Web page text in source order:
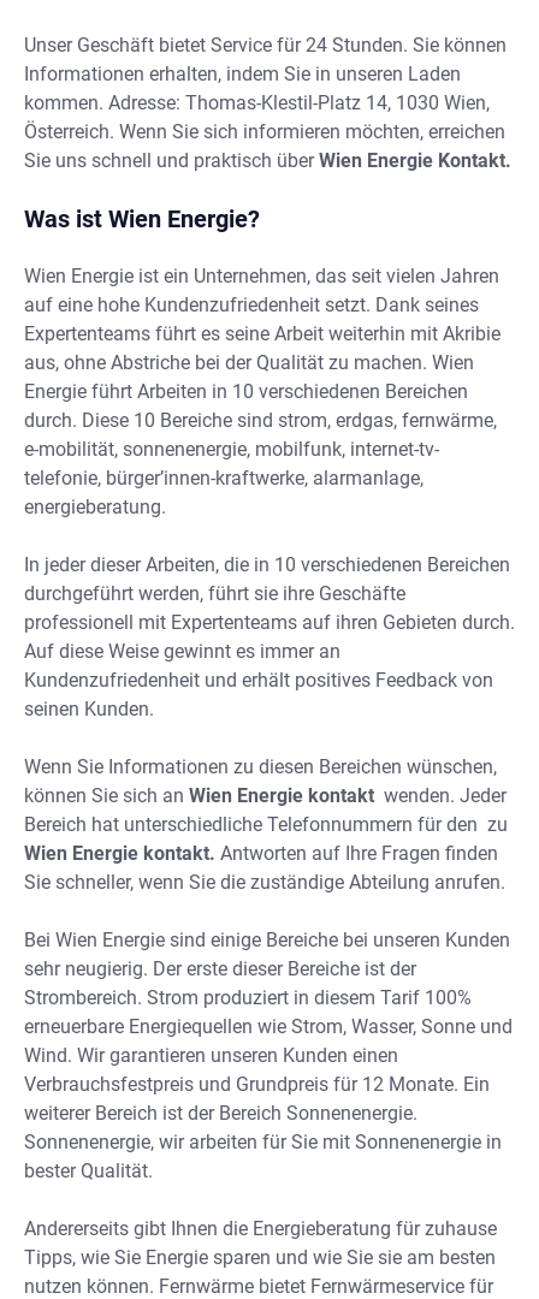
Unser Geschäft bietet Service für 24 Stunden. Sie können
Informationen erhalten, indem Sie in unseren Laden
kommen. Adresse: Thomas-Klestil-Platz 14, 1030 Wien,
Österreich. Wenn Sie sich informieren möchten, erreichen
Sie uns schnell und praktisch überWien Energie Kontakt.
Was ist Wien Energie?
Wien Energie ist ein Unternehmen, das seit vielen Jahren
auf eine hohe Kundenzufriedenheit setzt. Dank seines
Expertenteams führt es seine Arbeit weiterhin mit Akribie
aus, ohne Abstriche bei der Qualität zu machen. Wien
Energie führt Arbeiten in 10 verschiedenen Bereichen
durch. Diese 10 Bereiche sind strom, erdgas, fernwärme,
e-mobilität, sonnenenergie, mobilfunk, internet-tv-
telefonie, bürger’innen-kraftwerke, alarmanlage,
energieberatung.
In jeder dieser Arbeiten, die in 10 verschiedenen Bereichen
durchgeführt werden, führt sie ihre Geschäfte
professionell mit Expertenteams auf ihren Gebieten durch.
Auf diese Weise gewinnt es immer an
Kundenzufriedenheit und erhält positives Feedback von
seinen Kunden.
Wenn Sie Informationen zu diesen Bereichen wünschen,
können Sie sich an Wien Energie kontakt wenden. Jeder
Bereich hat unterschiedliche Telefonnummern für den zu
Wien Energie kontakt. Antworten auf Ihre Fragen finden
Sie schneller, wenn Sie die zuständige Abteilung anrufen.
Bei Wien Energie sind einige Bereiche bei unseren Kunden
sehr neugierig. Der erste dieser Bereiche ist der
Strombereich. Strom produziert in diesem Tarif 100%
erneuerbare Energiequellen wie Strom, Wasser, Sonne und
Wind. Wir garantieren unseren Kunden einen
Verbrauchsfestpreis und Grundpreis für 12 Monate. Ein
weiterer Bereich ist der Bereich Sonnenenergie.
Sonnenenergie, wir arbeiten für Sie mit Sonnenenergie in
bester Qualität.
Andererseits gibt Ihnen die Energieberatung für zuhause
Tipps, wie Sie Energie sparen und wie Sie sie am besten
nutzen können. Fernwärme bietet Fernwärmeservice für